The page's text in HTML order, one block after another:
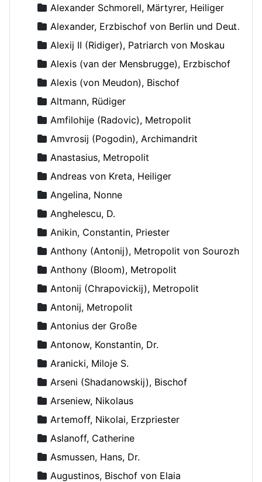
Alexander Schmorell, Märtyrer, Heiliger
Alexander, Erzbischof von Berlin und Deutschland
Alexij II (Ridiger), Patriarch von Moskau
Alexis (van der Mensbrugge), Erzbischof
Alexis (von Meudon), Bischof
Altmann, Rüdiger
Amfilohije (Radovic), Metropolit
Amvrosij (Pogodin), Archimandrit
Anastasius, Metropolit
Andreas von Kreta, Heiliger
Angelina, Nonne
Anghelescu, D.
Anikin, Constantin, Priester
Anthony (Antonij), Metropolit von Sourozh
Anthony (Bloom), Metropolit
Antonij (Chrapovickij), Metropolit
Antonij, Metropolit
Antonius der Große
Antonow, Konstantin, Dr.
Aranicki, Miloje S.
Arseni (Shadanowskij), Bischof
Arseniew, Nikolaus
Artemoff, Nikolai, Erzpriester
Aslanoff, Catherine
Asmussen, Hans, Dr.
Augustinos, Bischof von Elaia